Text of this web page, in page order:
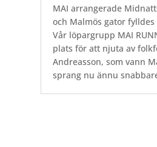
MAI arrangerade
och Malmös gator
Vår löpargrupp MAI
plats för att njuta av
Andreasson, som vann
sprang nu ännu